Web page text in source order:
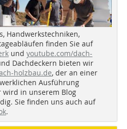
Handwerkstechniken,
finden Sie auf
und youtube.com/dach-
Dachdeckern bieten wir
holzbau.de, der an einer
Ausführung
wird in unserem Blog
Sie finden uns auch auf
.